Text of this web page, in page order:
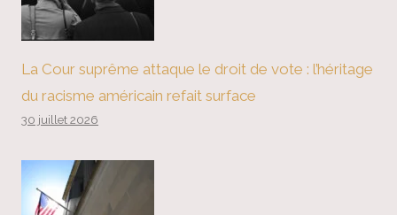
La Cour suprême attaque le droit de vote : l’héritage
du racisme américain refait surface
30 juillet 2026